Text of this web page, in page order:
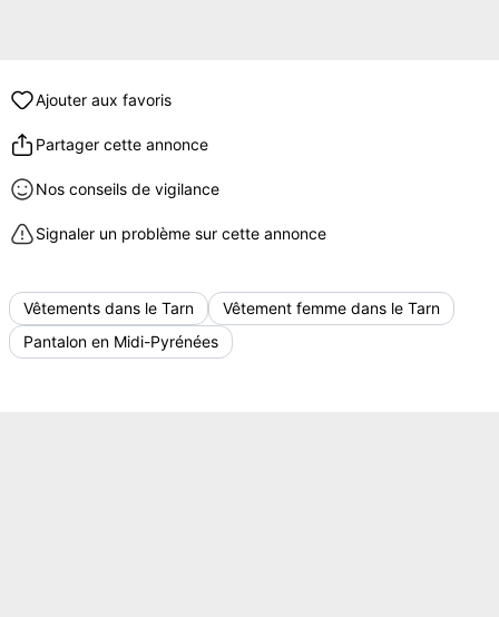
Ajouter aux favoris
Partager cette annonce
Nos conseils de vigilance
Signaler un problème sur cette annonce
Vêtements dans le Tarn
Vêtement femme dans le Tarn
Pantalon en Midi-Pyrénées